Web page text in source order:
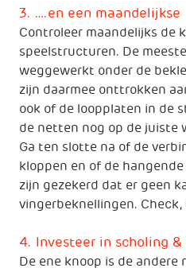
3. ….en een maandelijkse
Controleer maandelijks de
speelstructuren. De
weggewerkt onder de
zijn daarmee onttrokken
ook of de loopplaten in de
de netten nog op de juiste
Ga ten slotte na of de
kloppen en of de
zijn gezekerd dat er geen
vingerbeknellingen.
4. Investeer in scholing &
De ene knoop is de